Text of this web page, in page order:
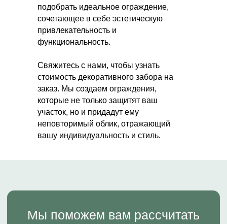
подобрать идеальное ограждение,
сочетающее в себе эстетическую
привлекательность и
функциональность.
Свяжитесь с нами, чтобы узнать
стоимость декоративного забора на
заказ. Мы создаем ограждения,
которые не только защитят ваш
участок, но и придадут ему
неповторимый облик, отражающий
вашу индивидуальность и стиль.
Партнёрам
О нас
Проектирование
Благоустройство
и сервисом на каждом этапе проекта
рассчитать проект